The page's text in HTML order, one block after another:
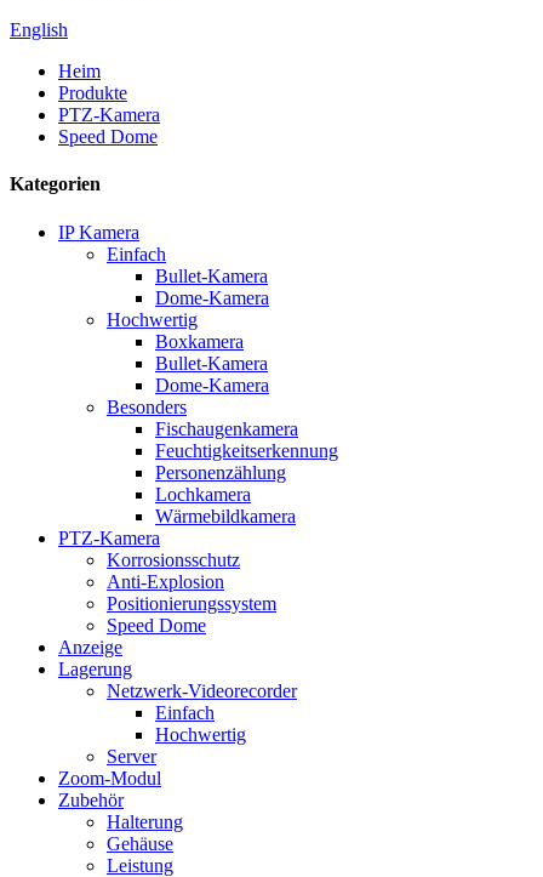
English
Heim
Produkte
PTZ-Kamera
Speed ​​Dome
Kategorien
IP Kamera
Einfach
Bullet-Kamera
Dome-Kamera
Hochwertig
Boxkamera
Bullet-Kamera
Dome-Kamera
Besonders
Fischaugenkamera
Feuchtigkeitserkennung
Personenzählung
Lochkamera
Wärmebildkamera
PTZ-Kamera
Korrosionsschutz
Anti-Explosion
Positionierungssystem
Speed ​​Dome
Anzeige
Lagerung
Netzwerk-Videorecorder
Einfach
Hochwertig
Server
Zoom-Modul
Zubehör
Halterung
Gehäuse
Leistung